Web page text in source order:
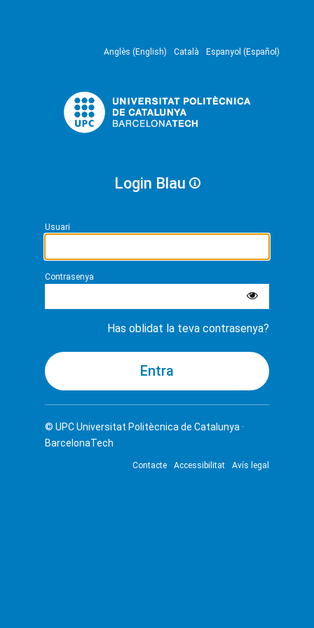
Anglès (English) Català Espanyol (Español)
Login Blau
Usuari
Contrasenya
Has oblidat la teva contrasenya?
© UPCUniversitat Politècnica de Catalunya ·
BarcelonaTech
Contacte Accessibilitat Avís legal